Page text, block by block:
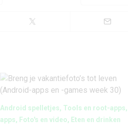
Android spelletjes, Tools en root-apps,
apps, Foto's en video, Eten en drinken